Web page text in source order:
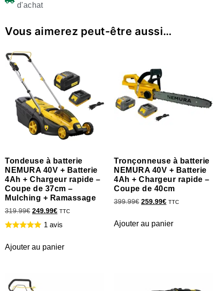
d'achat
Vous aimerez peut-être aussi…
Tondeuse à batterie
NEMURA 40V + Batterie
4Ah + Chargeur rapide –
Coupe de 37cm –
Mulching + Ramassage
319.99€ 249.99€ TTC
1 avis
Ajouter au panier
Tronçonneuse à batterie
NEMURA 40V + Batterie
4Ah + Chargeur rapide –
Coupe de 40cm
399.99€ 259.99€ TTC
Ajouter au panier